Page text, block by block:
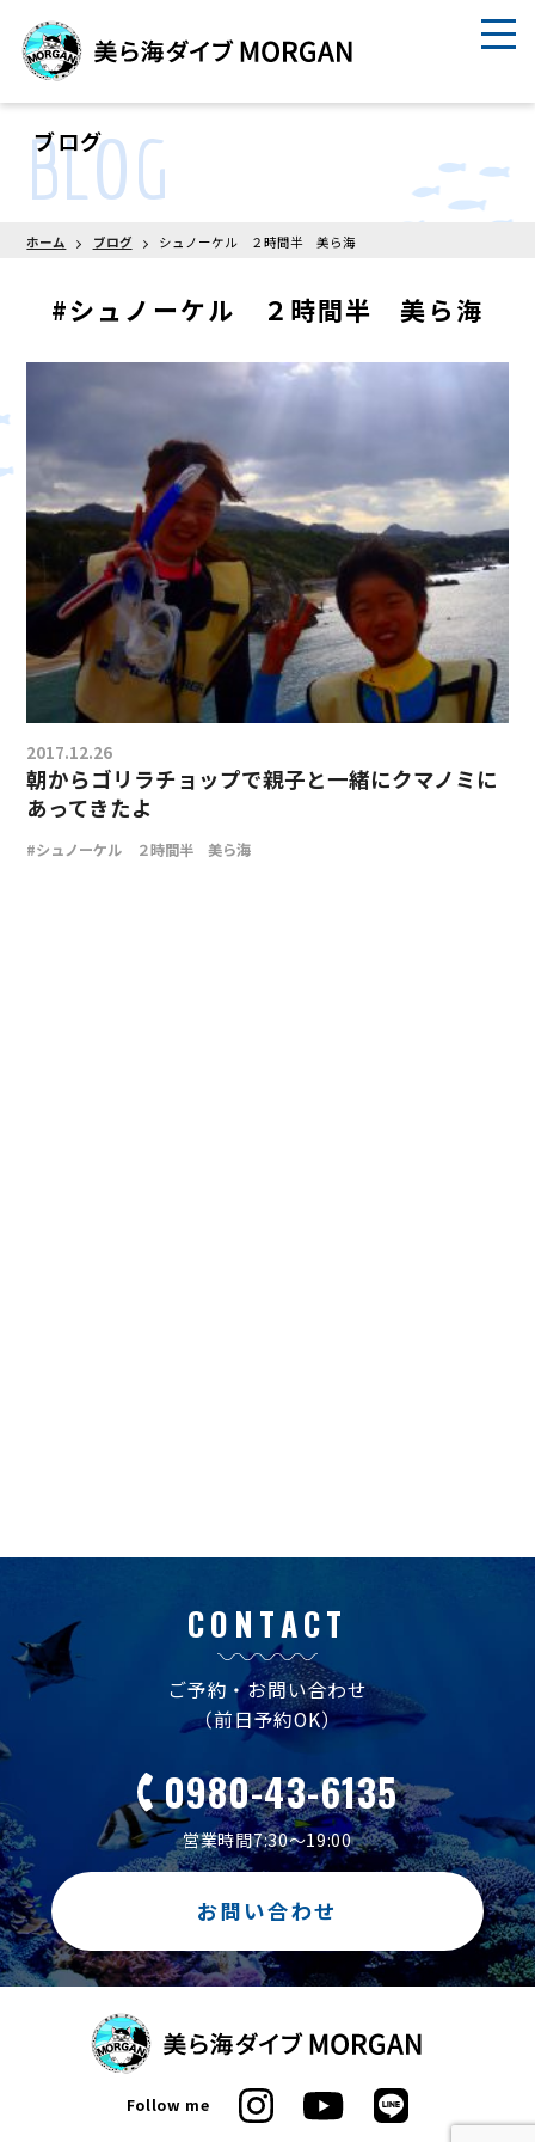
ブログ
BLOG
ホーム ブログ シュノーケル ２時間半 美ら海
#シュノーケル ２時間半 美ら海
2017.12.26
朝からゴリラチョップで親子と一緒にクマノミに
あってきたよ
#シュノーケル ２時間半 美ら海
CONTACT
ご予約・お問い合わせ
（前日予約OK）
0980-43-6135
営業時間7:30～19:00
お問い合わせ
Follow me